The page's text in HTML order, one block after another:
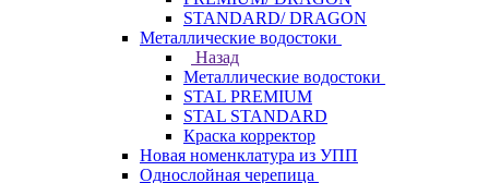
STANDARD/ DRAGON
Металлические водостоки
Назад
Металлические водостоки
STAL PREMIUM
STAL STANDARD
Краска корректор
Новая номенклатура из УПП
Однослойная черепица